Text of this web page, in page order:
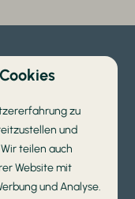
was
zu
auf den
vergnügen,
zu
und
teilen auch
Website mit
und Analyse.